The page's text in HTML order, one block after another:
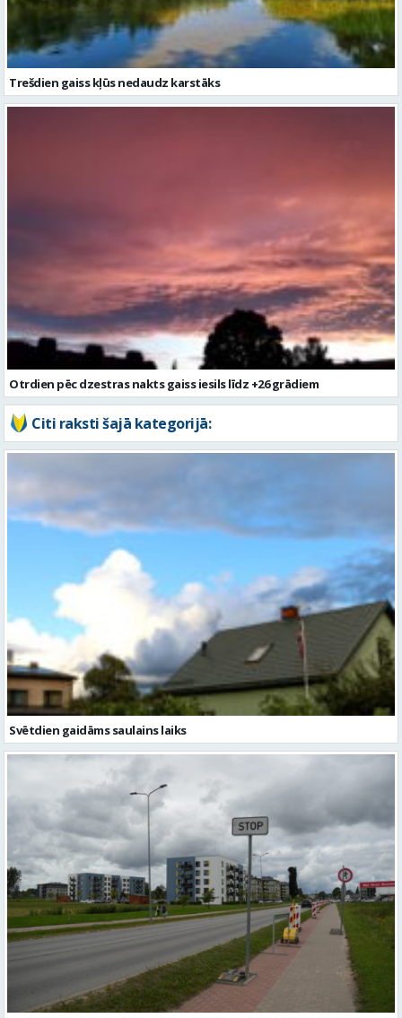
Trešdien gaiss kļūs nedaudz karstāks
Otrdien pēc dzestras nakts gaiss iesils līdz +26 grādiem
Citi raksti šajā kategorijā:
Svētdien gaidāms saulains laiks